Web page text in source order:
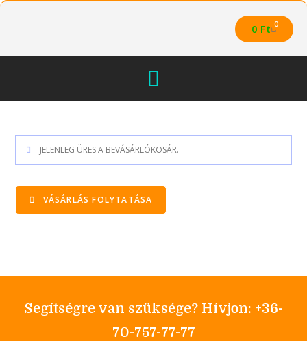
0 Ft 0
JELENLEG ÜRES A BEVÁSÁRLÓKOSÁR.
VÁSÁRLÁS FOLYTATÁSA
Segítségre van szüksége? Hívjon: +36-
70-757-77-77